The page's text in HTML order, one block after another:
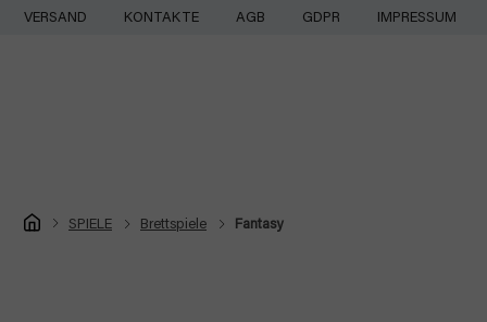
Zum
VERSAND KONTAKTE AGB GDPR IMPRESSUM
Startseite
SPIELE Brettspiele Fantasy